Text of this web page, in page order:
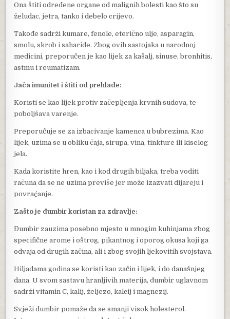
Ona štiti određene organe od malignih bolesti kao što su
želudac, jetra, tanko i debelo crijevo.
Takođe sadrži kumare, fenole, eterično ulje, asparagin,
smolu, skrob i saharide. Zbog ovih sastojaka u narodnoj
medicini, preporučen je kao lijek za kašalj, sinuse, bronhitis,
astmu i reumatizam.
Jača imunitet i štiti od prehlade:
Koristi se kao lijek protiv začepljenja krvnih sudova, te
poboljšava varenje.
Preporučuje se za izbacivanje kamenca u bubrezima. Kao
lijek, uzima se u obliku čaja, sirupa, vina, tinkture ili kiselog
jela.
Kada koristite hren, kao i kod drugih biljaka, treba voditi
računa da se ne uzima previše jer može izazvati dijareju i
povraćanje.
Zašto je đumbir koristan za zdravlje:
Đumbir zauzima posebno mjesto u mnogim kuhinjama zbog
specifične arome i oštrog, pikantnog i oporog okusa koji ga
odvaja od drugih začina, ali i zbog svojih ljekovitih svojstava.
Hiljadama godina se koristi kao začin i lijek, i do današnjeg
dana. U svom sastavu hranljivih materija, đumbir uglavnom
sadrži vitamin C, kalij, željezo, kalcij i magnezij.
Svježi đumbir pomaže da se smanji visok holesterol.